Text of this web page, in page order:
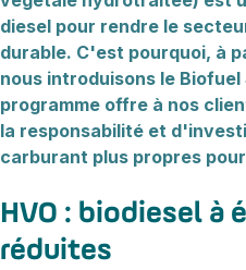
diesel pour rendre le
durable. C'est pourquoi, à
nous introduisons le Biofuel
programme offre à nos
la responsabilité et
carburant plus propres
HVO : biodiesel à
réduites